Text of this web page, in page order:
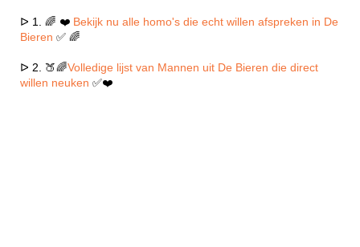
ᐅ 1. 🌈 ❤️ Bekijk nu alle homo's die echt willen afspreken in De
Bieren ✅ 🌈
ᐅ 2. 🍑🌈Volledige lijst van Mannen uit De Bieren die direct
willen neuken ✅❤️